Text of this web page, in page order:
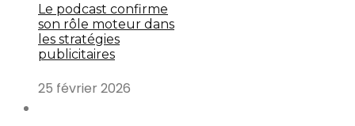
Le podcast confirme
son rôle moteur dans
les stratégies
publicitaires
25 février 2026